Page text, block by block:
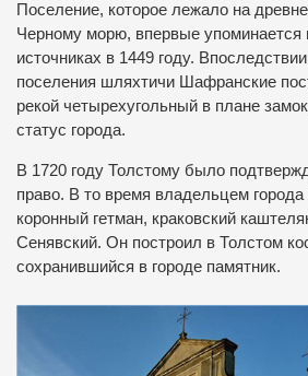
Поселение, которое лежало на
Черному морю, впервые упоминается
источниках в 1449 году.
поселения шляхтичи Шафранские
рекой четырехугольный в плане
статус города.
В 1720 году Толстому было
право. В то время владельцем
коронный гетман, краковский
Сенявский. Он построил в Толстом
сохранившийся в городе памятник.